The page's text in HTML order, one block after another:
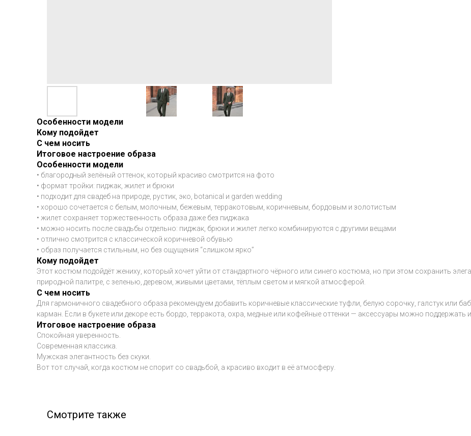
Особенности модели
Кому подойдет
С чем носить
Итоговое настроение образа
Особенности модели
• благородный зелёный оттенок, который красиво смотрится на фото
• формат тройки: пиджак, жилет и брюки
• подходит для свадеб на природе, рустик, эко, botanical и garden wedding
• хорошо сочетается с белым, молочным, бежевым, терракотовым, коричневым, бордовым и золотистым
• жилет сохраняет торжественность образа даже без пиджака
• можно носить после свадьбы отдельно: пиджак, брюки и жилет легко комбинируются с другими вещами
• отлично смотрится с классической коричневой обувью
• образ получается стильным, но без ощущения “слишком ярко”
Кому подойдет
Этот костюм подойдёт жениху, который хочет уйти от стандартного чёрного или синего костюма, но при этом сохранить
природной палитре, с зеленью, деревом, живыми цветами, тёплым светом и мягкой атмосферой.
С чем носить
Для гармоничного свадебного образа рекомендуем добавить коричневые классические туфли, белую сорочку, галстук или
карман. Если в букете или декоре есть бордо, терракота, охра, медные или кофейные оттенки — аксессуары можно поддержать
Итоговое настроение образа
Спокойная уверенность.
Современная классика.
Мужская элегантность без скуки.
Вот тот случай, когда костюм не спорит со свадьбой, а красиво входит в её атмосферу.
Смотрите также